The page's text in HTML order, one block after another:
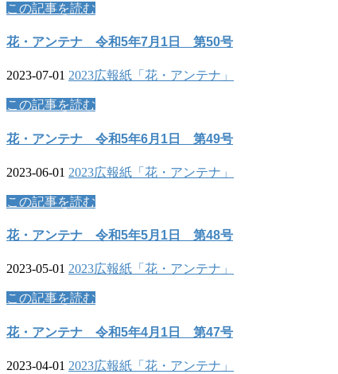
この記事を読む
花・アンテナ 令和5年7月1日 第50号
2023-07-01 2023広報紙「花・アンテナ」
この記事を読む
花・アンテナ 令和5年6月1日 第49号
2023-06-01 2023広報紙「花・アンテナ」
この記事を読む
花・アンテナ 令和5年5月1日 第48号
2023-05-01 2023広報紙「花・アンテナ」
この記事を読む
花・アンテナ 令和5年4月1日 第47号
2023-04-01 2023広報紙「花・アンテナ」